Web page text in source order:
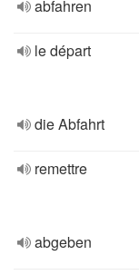
abfahren
le départ
die Abfahrt
remettre
abgeben